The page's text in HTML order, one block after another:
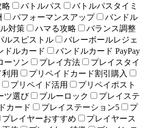
略 バトルパス
バトルパスタイミ
パフォーマンスアップ
バンドル
対策 ハマる攻略
バランス調整
ルスピストル
バレーボールレジェ
ドルカード
バンドルカード PayPay
ーソン プレイ方法
プレイスタイ
用
プリペイドカード割引購入
プリペイド活用
プリペイポスト
ツ選び ブルーロック
プレイステ
カード プレイステーション5
プ
プレイヤーおすすめ
プレイヤース